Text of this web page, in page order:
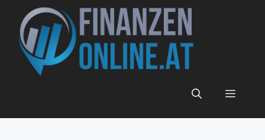
Inhalt
springen
Menü